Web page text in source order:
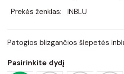
Prekės ženklas: INBLU
Patogios blizgančios šlepetės
Pasirinkite dydį